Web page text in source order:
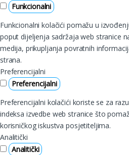
Funkcionalni
Funkcionalni kolačići pomažu u
poput dijeljenja sadržaja web stranice
medija, prikupljanja povratnih
strana.
Preferencijalni
Preferencijalni
Preferencijalni kolačići koriste se za
indeksa izvedbe web stranice što
korisničkog iskustva posjetiteljima.
Analitički
Analitički